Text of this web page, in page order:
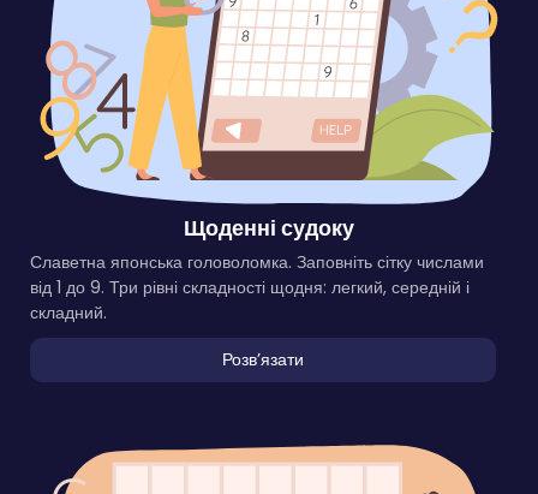
Щоденні судоку
Славетна японська головоломка. Заповніть сітку числами
від 1 до 9. Три рівні складності щодня: легкий, середній і
складний.
Розвʼязати